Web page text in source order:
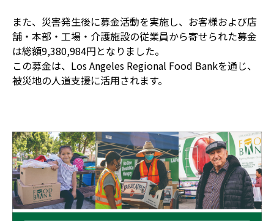
また、災害発生後に募金活動を実施し、お客様および店
舗・本部・工場・介護施設の従業員から寄せられた募金
は総額9,380,984円となりました。
この募金は、Los Angeles Regional Food Bankを通じ、
被災地の人道支援に活用されます。